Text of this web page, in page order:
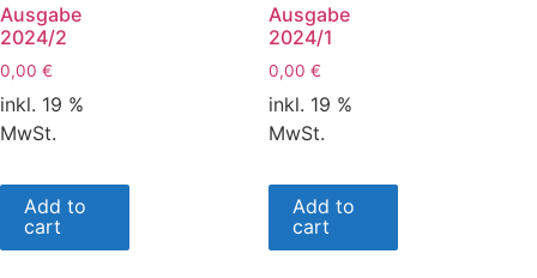
Ausgabe
2024/2
0,00 €
inkl. 19 %
MwSt.
Add to
cart
Ausgabe
2024/1
0,00 €
inkl. 19 %
MwSt.
Add to
cart